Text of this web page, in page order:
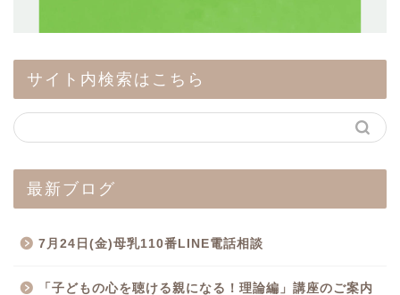
サイト内検索はこちら
最新ブログ
7月24日(金)母乳110番LINE電話相談
「子どもの心を聴ける親になる！理論編」講座のご案内